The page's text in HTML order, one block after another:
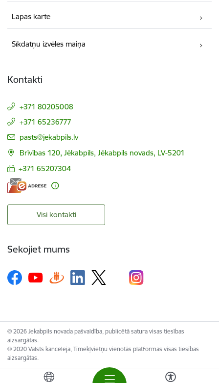
Lapas karte
Sīkdatņu izvēles maiņa
Kontakti
+371 80205008
+371 65236777
E-pasts:
pasts@jekabpils.lv
Brīvības 120, Jēkabpils, Jēkabpils novads, LV-5201
+371 65207304
Visi kontakti
Sekojiet mums
© 2026 Jekabpils novada pašvaldība, publicētā satura visas tiesības
aizsargātas.
© 2020 Valsts kanceleja, Tīmekļvietņu vienotās platformas visas tiesības
aizsargātas.